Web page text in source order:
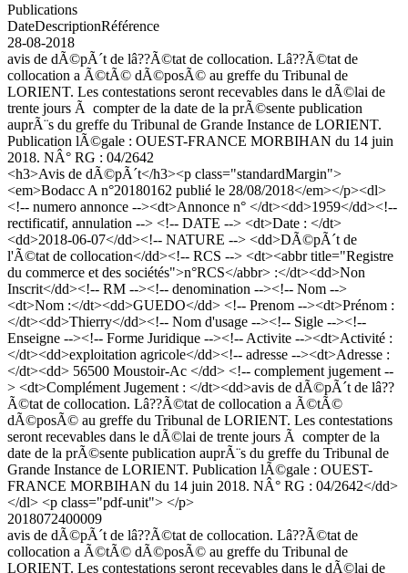
Publications
DateDescriptionRéférence
28-08-2018
avis de dÃ©pÃ´t de lâ??Ã©tat de collocation. Lâ??Ã©tat de
collocation a Ã©tÃ© dÃ©posÃ© au greffe du Tribunal de
LORIENT. Les contestations seront recevables dans le dÃ©lai de
trente jours Ã compter de la date de la prÃ©sente publication
auprÃ¨s du greffe du Tribunal de Grande Instance de LORIENT.
Publication lÃ©gale : OUEST-FRANCE MORBIHAN du 14 juin
2018. NÂ° RG : 04/2642
<h3>Avis de dÃ©pÃ´t</h3><p class="standardMargin">
<em>Bodacc A n°20180162 publié le 28/08/2018</em></p><dl>
<!-- numero annonce --><dt>Annonce n° </dt><dd>1959</dd><!--
rectificatif, annulation --> <!-- DATE --> <dt>Date : </dt>
<dd>2018-06-07</dd><!-- NATURE --> <dd>DÃ©pÃ´t de
l'Ã©tat de collocation</dd><!-- RCS --> <dt><abbr title="Registre
du commerce et des sociétés">n°RCS</abbr> :</dt><dd>Non
Inscrit</dd><!-- RM --><!-- denomination --><!-- Nom -->
<dt>Nom :</dt><dd>GUEDO</dd> <!-- Prenom --><dt>Prénom :
</dt><dd>Thierry</dd><!-- Nom d'usage --><!-- Sigle --><!--
Enseigne --><!-- Forme Juridique --><!-- Activite --><dt>Activité :
</dt><dd>exploitation agricole</dd><!-- adresse --><dt>Adresse :
</dt><dd> 56500 Moustoir-Ac </dd> <!-- complement jugement --
> <dt>Complément Jugement : </dt><dd>avis de dÃ©pÃ´t de lâ??
Ã©tat de collocation. Lâ??Ã©tat de collocation a Ã©tÃ©
dÃ©posÃ© au greffe du Tribunal de LORIENT. Les contestations
seront recevables dans le dÃ©lai de trente jours Ã compter de la
date de la prÃ©sente publication auprÃ¨s du greffe du Tribunal de
Grande Instance de LORIENT. Publication lÃ©gale : OUEST-
FRANCE MORBIHAN du 14 juin 2018. NÂ° RG : 04/2642</dd>
</dl> <p class="pdf-unit"> </p>
2018072400009
avis de dÃ©pÃ´t de lâ??Ã©tat de collocation. Lâ??Ã©tat de
collocation a Ã©tÃ© dÃ©posÃ© au greffe du Tribunal de
LORIENT. Les contestations seront recevables dans le dÃ©lai de